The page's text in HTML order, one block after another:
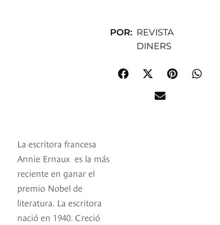
POR: REVISTA
DINERS
La escritora francesa
Annie Ernaux es la más
reciente en ganar el
premio Nobel de
literatura. La escritora
nació en 1940. Creció